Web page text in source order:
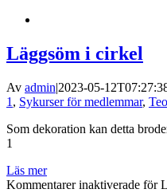
Läggsöm i cirkel
Av admin|2023-05-
1 , Sykurser för medlemmar,
Som dekoration kan detta
1
Läs mer
Kommentarer inaktiverade för